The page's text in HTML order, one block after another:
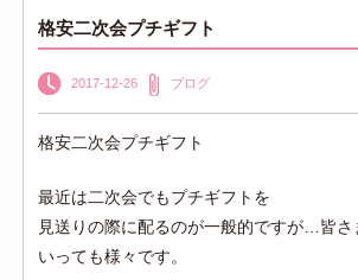
格安二次会プチギフト
2017-12-26 ブログ
格安二次会プチギフト
最近は二次会でもプチギフトを
見送りの際に配るのが一般的ですが…皆さ
いっても様々です。